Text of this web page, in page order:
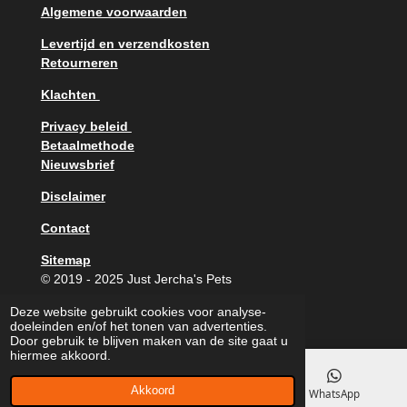
Deze website gebruikt cookies voor analyse-
doeleinden en/of het tonen van advertenties.
Door gebruik te blijven maken van de site gaat u
hiermee akkoord.
Akkoord
o
r
m
Algemene voorwaarden
Levertijd en verzendkosten
Retourneren
Klachten
Privacy beleid
Betaalmethode
Nieuwsbrief
Disclaimer
Contact
Sitemap
© 2019 - 2025 Just Jercha's Pets
WhatsApp